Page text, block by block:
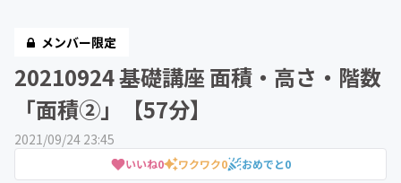
メンバー限定
20210924 基礎講座 面積・高さ・階数
「面積②」【57分】
2021/09/24 23:45
いいね0 ワクワク0 おめでと0